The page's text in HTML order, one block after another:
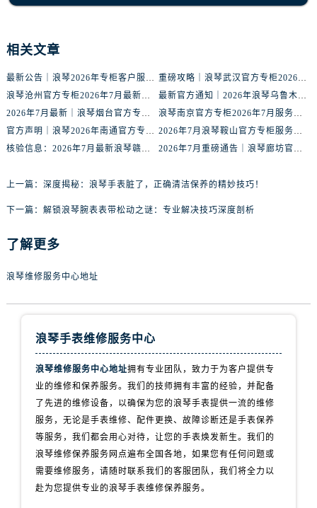
内蒙古自治区通辽市科尔沁区明仁大街浪琴售后服务中心（需提前预约）
内蒙古自治区乌海市海勃湾区人民南路浪琴售后服务中心（需提前预约）
相关文章
最新公告｜浪琴2026年专柜客户服务热线中国区7月（含核验攻略）
重磅攻略｜浪琴武汉官方专柜2026年7月客户服务电话权威核验
浪琴沧州官方专柜2026年7月最新客服电话｜门店信息+服务攻略
最新官方通知｜2026年浪琴乌鲁木齐专柜服务信息整合，客服热线7月已更新
2026年7月最新｜浪琴烟台官方专柜客户服务热线全攻略，门店信息一网打尽
浪琴南京官方专柜2026年7月服务升级｜客户热线+门店信息重磅公示
官方声明｜浪琴2026年南通官方专柜门店信息及客户服务热线最新公告
2026年7月浪琴鞍山官方专柜服务热线全攻略｜门店信息及时更新
核验信息：2026年7月最新浪琴赣州官方专柜服务热线与门店公示
2026年7月重磅通告｜浪琴廊坊官方专柜信息大全，客户服务热线同步更新
上一篇： 深度揭秘：浪琴手表脏了，正确清洁保养的精妙技巧！
下一篇： 解锁浪琴腕表表带松动之谜：专业解决技巧深度剖析
了解更多
浪琴维修服务中心地址
浪琴手表维修服务中心
浪琴维修服务中心地址拥有专业团队，致力于为客户提供专
业的维修和保养服务。我们的技师拥有丰富的经验，并配备
了先进的维修设备，以确保为您的浪琴手表提供一流的维修
服务，无论是手表维修、配件更换、故障诊断还是手表保养
等服务，我们都会用心对待，让您的手表焕发新生。我们的
浪琴维修保养服务网点遍布全国各地，如果您有任何问题或
需要维修服务，请随时联系我们的客服团队，我们将全力以
赴为您提供专业的浪琴手表维修保养服务。